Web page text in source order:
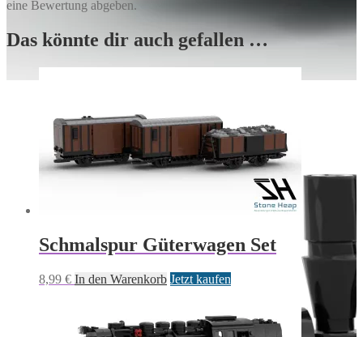
eine Bewertung abgeben.
Das könnte dir auch gefallen …
Schmalspur Güterwagen Set
8,99 € In den Warenkorb Jetzt kaufen